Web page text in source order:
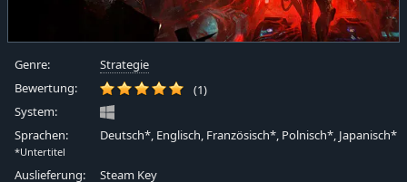
Genre:
Strategie
Bewertung:
(1)
System:
Sprachen:
*Untertitel
Deutsch*, Englisch, Französisch*, Polnisch*, Japanisch*
Auslieferung:
Steam Key